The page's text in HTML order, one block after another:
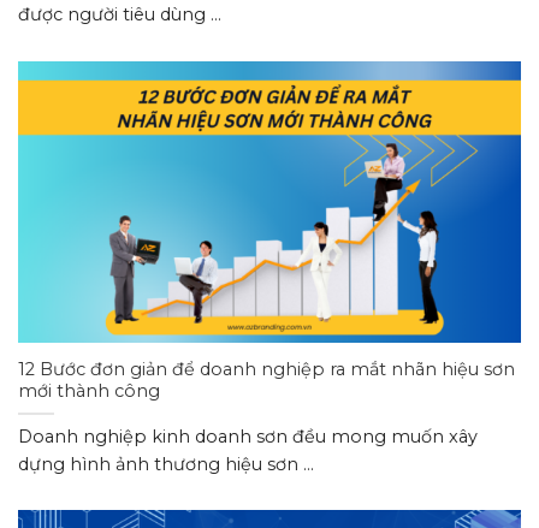
được người tiêu dùng ...
12 Bước đơn giản để doanh nghiệp ra mắt nhãn hiệu sơn
mới thành công
Doanh nghiệp kinh doanh sơn đều mong muốn xây
dựng hình ảnh thương hiệu sơn ...